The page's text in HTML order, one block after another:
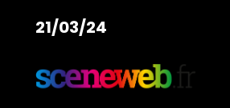
21/03/24